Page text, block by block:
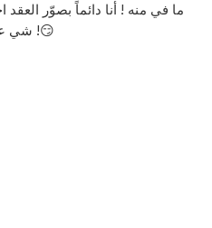
ما في منه ! أنا دائماً بصوّر
شي على الاطلاق! جديدة هاي !😏